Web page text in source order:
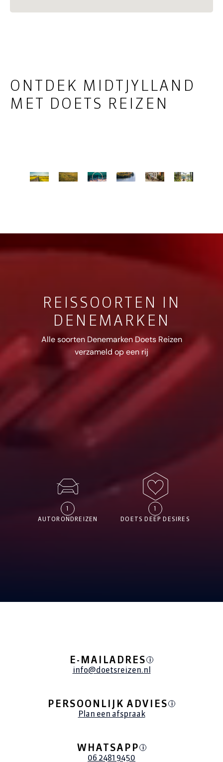
ONTDEK MIDTJYLLAND
MET DOETS REIZEN
REISSOORTEN IN
DENEMARKEN
Alle soorten Denemarken Doets Reizen
verzameld op een rij
AUTORONDREIZEN
1
DOETS DEEP DESIRES
1
E-MAILADRES i
info@doetsreizen.nl
PERSOONLIJK ADVIES i
Plan een afspraak
WHATSAPP i
06 2481 9450